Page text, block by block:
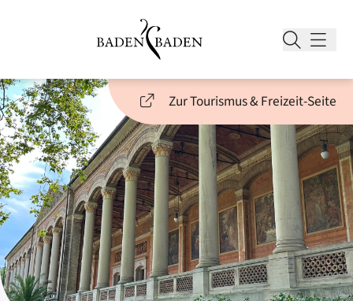
Zur Tourismus & Freizeit-Seite